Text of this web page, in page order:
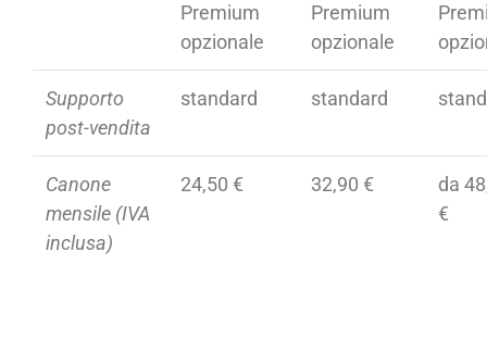
Premium
opzionale
Premium
opzionale
Supporto
post-vendita
standard standard
Canone
mensile (IVA
inclusa)
24,50 € 32,90 €
da
€